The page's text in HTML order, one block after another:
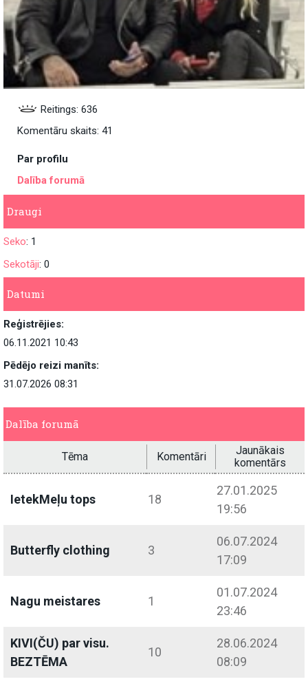
Reitings: 636
Komentāru skaits: 41
Par profilu
Dalība forumā
Draugi
Seko: 1
Sekotāji: 0
Datumi
Reģistrējies:
06.11.2021 10:43
Pēdējo reizi manīts:
31.07.2026 08:31
Dalība forumā
Tēma Komentāri
Jaunākais
komentārs
IetekMeļu tops 18
27.01.2025
19:56
Butterfly clothing 3
06.07.2024
17:09
Nagu meistares 1
01.07.2024
23:46
KIVI(ČU) par visu.
BEZTĒMA
10
28.06.2024
08:09